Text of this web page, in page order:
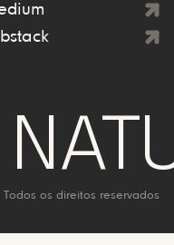
os direitos reservados